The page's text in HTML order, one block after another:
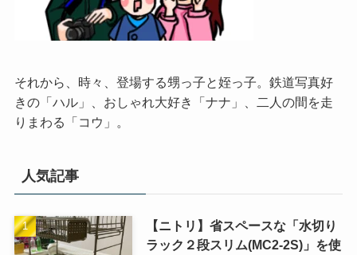
それから、時々、登場する甥っ子と姪っ子。鉄道写真好
きの「ハル」、おしゃれ大好き「ナナ」、二人の間を走
りまわる「コウ」。
人気記事
【ニトリ】省スペースな「水切り
ラック２段スリム(MC2-2S)」を使